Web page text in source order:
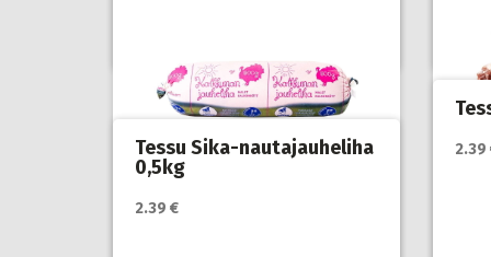
Katso lisätiedot / osta tuote
2.39
Tessu Sika-nautajauheliha
0,5kg
2.39 €